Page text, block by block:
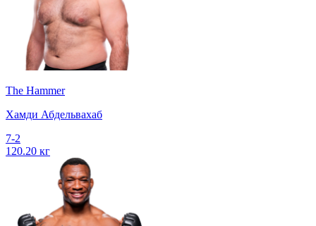
The Hammer
Хамди Абдельвахаб
7-2
120.20 кг